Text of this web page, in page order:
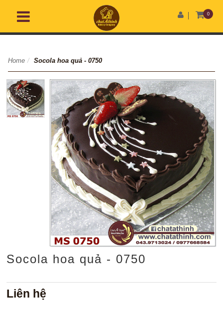
0
Home / Socola hoa quả - 0750
Socola hoa quả - 0750
Liên hệ